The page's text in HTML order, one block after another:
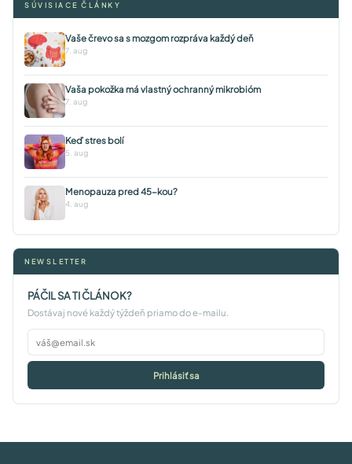
SÚVISIACE ČLÁNKY
Vaše črevo sa s mozgom rozpráva každý deň
7. aug
Vaša pokožka má vlastný ochranný mikrobióm
7. aug
Keď stres bolí
5. aug
Menopauza pred 45-kou?
4. aug
NEWSLETTER
PÁČIL SA TI ČLÁNOK?
Dostávaj nové každý týždeň priamo do e-mailu.
Prihlásiť sa